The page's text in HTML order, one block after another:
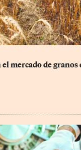
mercado de granos